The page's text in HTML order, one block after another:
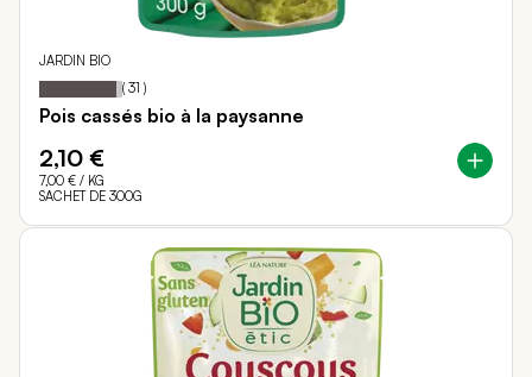
JARDIN BIO
Notation: 93
% of
( 31 )
Pois cassés bio à la paysanne
2,10 €
7,00 € / KG
SACHET DE 300G